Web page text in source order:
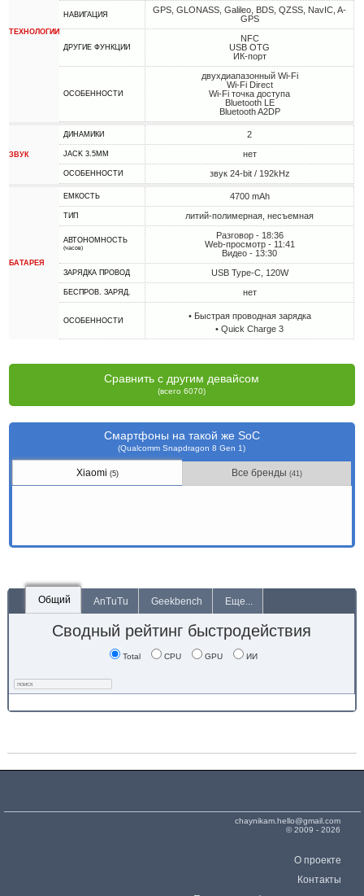
ТЕХНОЛОГИИ
НАВИГАЦИЯ
GPS, GLONASS, Galileo, BDS, QZSS, NavIC, A-
GPS
ДРУГИЕ ФУНКЦИИ
NFC
USB OTG
ИК-порт
ОСОБЕННОСТИ
двухдиапазонный Wi-Fi
Wi-Fi Direct
Wi-Fi точка доступа
Bluetooth LE
Bluetooth A2DP
ЗВУК
ДИНАМИКИ 2
JACK 3.5MM нет
ОСОБЕННОСТИ звук 24-bit / 192kHz
БАТАРЕЯ
ЕМКОСТЬ 4700 mAh
ТИП литий-полимерная, несъемная
АВТОНОМНОСТЬ
(часов)
Разговор - 18:36
Web-просмотр - 11:41
Видео - 13:30
ЗАРЯДКА ПРОВОД USB Type-C, 120W
БЕСПРОВ. ЗАРЯД. нет
ОСОБЕННОСТИ
• Быстрая проводная зарядка
• Quick Charge 3
Сравнить с другим девайсом
(всего 6070)
Смартфоны на такой же SoC
(Qualcomm Snapdragon 8 Gen 1)
Xiaomi(5) Все бренды(41)
Общий AnTuTu Geekbench Еще...
Сводный рейтинг быстродействия
Total CPU GPU ИИ
chaynikam.hello@gmail.com
© 2009 - 2026
О проекте
Контакты